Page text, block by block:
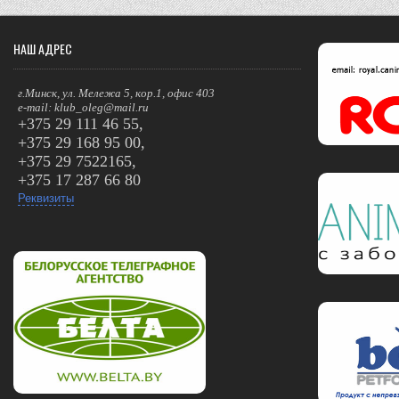
o
e
НАШ АДРЕС
г.Минск, ул. Мележа 5, кор.1, офис 403
e-mail: klub_oleg@mail.ru
+375 29 111 46 55,
+375 29 168 95 00,
+375 29 7522165,
+375 17 287 66 80
Реквизиты